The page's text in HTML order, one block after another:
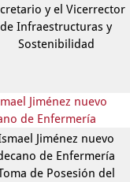
y el Vicerrector
de Infraestructuras y
Sostenibilidad
Jiménez nuevo
de Enfermería
de Posesión del